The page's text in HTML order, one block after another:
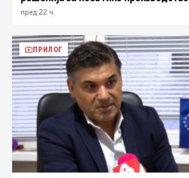
пред 22 ч.
ПРИЛОГ